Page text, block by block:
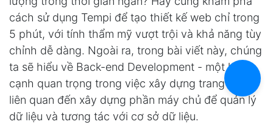
cách sử dụng Tempi để tạo thiết kế web chỉ trong
5 phút, với tính thẩm mỹ vượt trội và khả năng tùy
chỉnh dễ dàng. Ngoài ra, trong bài viết này, chúng
ta sẽ hiểu về Back-end Development - một khía
cạnh quan trọng trong việc xây dựng trang web,
liên quan đến xây dựng phần máy chủ để quản lý
dữ liệu và tương tác với cơ sở dữ liệu.